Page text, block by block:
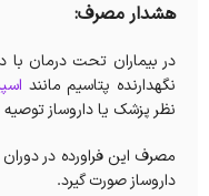
هشدار مصرف:
در بیماران تحت درمان با
نگهدارنده پتاسیم مانند
نظر پزشک یا داروساز
مصرف این فراورده در
داروساز صورت گیرد.